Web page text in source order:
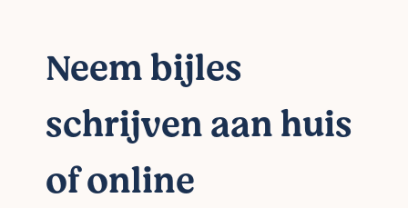
Neem bijles
schrijven aan huis
of online